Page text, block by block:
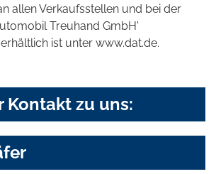
allen Verkaufsstellen und bei der
Treuhand GmbH'
ist unter www.dat.de.
Kontakt zu uns: